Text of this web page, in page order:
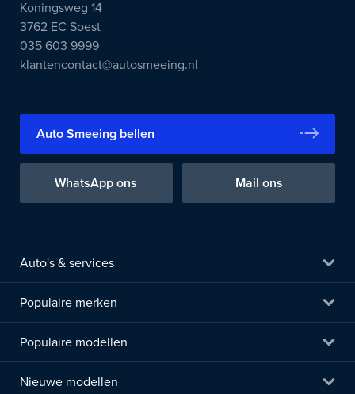
Koningsweg 14
3762 EC Soest
035 603 9999
klantencontact@autosmeeing.nl
Auto Smeeing bellen
WhatsApp ons Mail ons
Auto's & services
Populaire merken
Populaire modellen
Nieuwe modellen